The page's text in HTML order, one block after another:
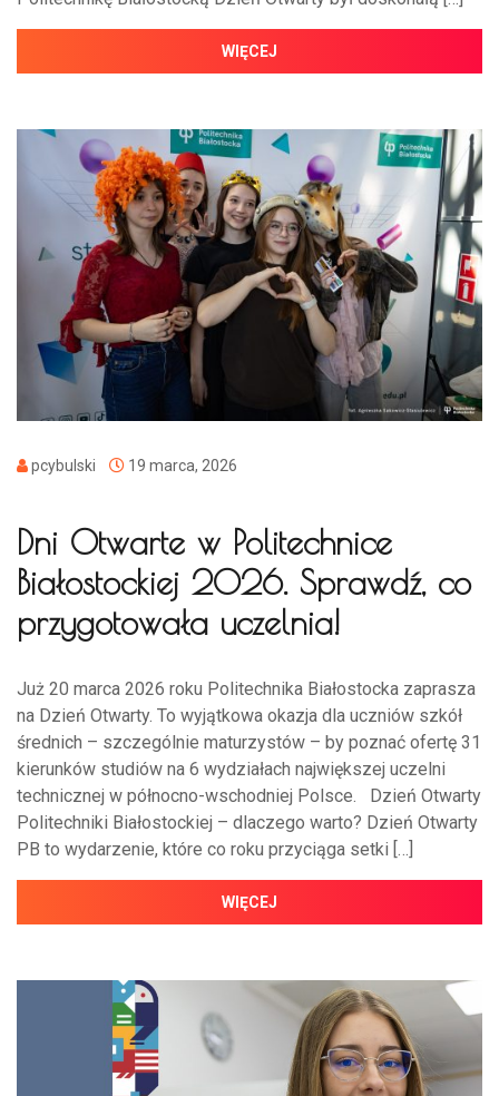
WIĘCEJ
pcybulski 19 marca, 2026
Dni Otwarte w Politechnice
Białostockiej 2026. Sprawdź, co
przygotowała uczelnia!
Już 20 marca 2026 roku Politechnika Białostocka zaprasza
na Dzień Otwarty. To wyjątkowa okazja dla uczniów szkół
średnich – szczególnie maturzystów – by poznać ofertę 31
kierunków studiów na 6 wydziałach największej uczelni
technicznej w północno-wschodniej Polsce. Dzień Otwarty
Politechniki Białostockiej – dlaczego warto? Dzień Otwarty
PB to wydarzenie, które co roku przyciąga setki […]
WIĘCEJ